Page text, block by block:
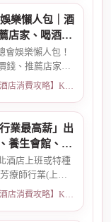
樂懶人包｜酒
店家、喝酒介
會娛樂懶人包！
錢、推薦店家、
費、包廂...
略】KTV喝酒娛樂、價格試算 · 2026-03-16
業最高薪」出
養生會館、經
酒店上班或特種
療師行業(上班
業工作也...
略】KTV喝酒娛樂、價格試算 · 2026-01-15